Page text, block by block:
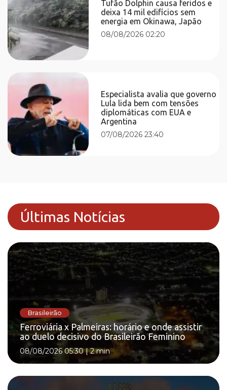
Tufão Dolphin causa feridos e
deixa 14 mil edifícios sem
energia em Okinawa, Japão
08/08/2026 02:20
Especialista avalia que governo
Lula lida bem com tensões
diplomáticas com EUA e
Argentina
07/08/2026 23:40
Últimas Notícias
Brasileirão
Ferroviária x Palmeiras: horário e onde assistir
ao duelo decisivo do Brasileirão Feminino
08/08/2026 05:30|2 min